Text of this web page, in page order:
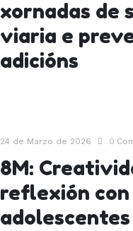
xornadas de
viaria e
adicións
24 de Marzo de 2026 0
8M:
reflexión con
adolescentes